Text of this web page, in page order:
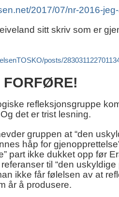
2017/07/nr-2016-
sitt skriv som er
posts/
FORFØRE!
refleksjonsgruppe
det er trist lesning.
gruppen at “​den
håp for
part ikke dukket opp før
til “den
ikke får følelsen av at
år å produsere.